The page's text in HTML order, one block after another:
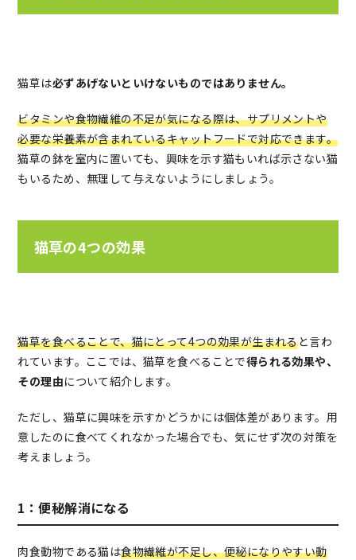
猫草は必ずあげないといけないものではありません。
ビタミンや食物繊維の不足が気になる際は、サプリメントや
必要な栄養素が含まれているキャットフードで対応できます。
猫草の鉢を室内に置いても、興味を示す猫もいれば示さない猫
もいるため、無理して与えないようにしましょう。
猫草の4つの効果
猫草を食べることで、猫にとって4つの効果が生まれると言わ
れています。ここでは、猫草を食べることで得られる効果や、
その理由について紹介します。
ただし、猫草に興味を示すかどうかには個体差があります。用
意したのに食べてくれなかった場合でも、気にせず次の対策を
考えましょう。
1：便秘解消になる
肉食動物である猫は食物繊維が不足し、便秘になりやすい動